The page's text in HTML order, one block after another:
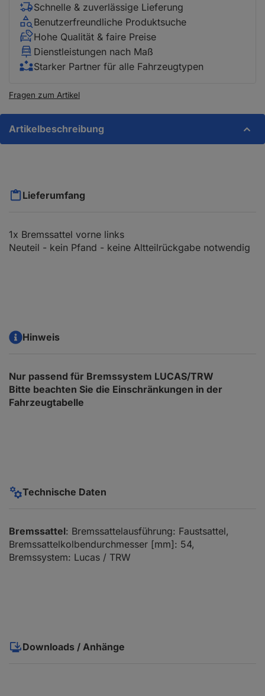
Schnelle & zuverlässige Lieferung
Benutzerfreundliche Produktsuche
Hohe Qualität & faire Preise
Dienstleistungen nach Maß
Starker Partner für alle Fahrzeugtypen
Fragen zum Artikel
Artikelbeschreibung
Lieferumfang
1x Bremssattel vorne links
Neuteil - kein Pfand - keine Altteilrückgabe notwendig
Hinweis
Nur passend für Bremssystem LUCAS/TRW
Bitte beachten Sie die Einschränkungen in der
Fahrzeugtabelle
Technische Daten
Bremssattel: Bremssattelausführung: Faustsattel,
Bremssattelkolbendurchmesser [mm]: 54,
Bremssystem: Lucas / TRW
Downloads / Anhänge